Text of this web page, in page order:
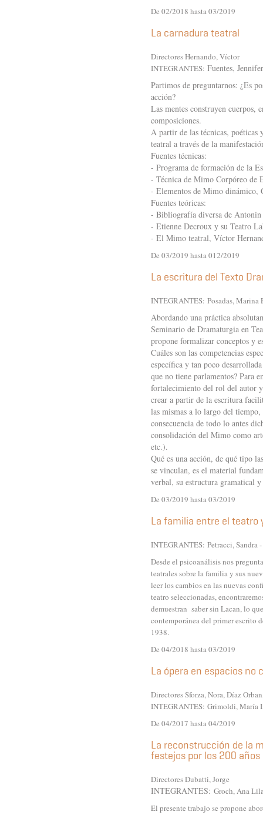
De 02/2018 hasta 03/2019
La carnadura teatral
Directores Hernando, Víctor
INTEGRANTES: Fuentes, Jennifer
Partimos de preguntarnos: ¿Es
acción?
Las mentes construyen cuerpos,
composiciones.
A partir de las técnicas, poéticas
teatral a través de la
Fuentes técnicas:
- Programa de formación de la
- Técnica de Mimo Corpóreo de
- Elementos de Mimo dinámico,
Fuentes teóricas:
- Bibliografía diversa de
- Etienne Decroux y su Teatro
- El Mimo teatral, Víctor
De 03/2019 hasta 012/2019
La escritura del Texto
INTEGRANTES: Posadas, Marina
Abordando una práctica
Seminario de Dramaturgia en
propone formalizar conceptos y
Cuáles son las competencias
específica y tan poco
que no tiene parlamentos? Para
fortalecimiento del rol del autor
crear a partir de la escritura
las mismas a lo largo del
consecuencia de todo lo antes
consolidación del Mimo como
etc.).
Qué es una acción, de qué tipo
se vinculan, es el material
verbal, su estructura gramatical
De 03/2019 hasta 03/2019
La familia entre el teatro
INTEGRANTES: Petracci, Sandra
Desde el psicoanálisis nos
teatrales sobre la familia y sus
leer los cambios en las nuevas
teatro seleccionadas,
demuestran saber sin Lacan, lo
contemporánea del primer escrito
1938.
De 04/2018 hasta 03/2019
La ópera en espacios no
Directores Sforza, Nora, Díaz
INTEGRANTES: Grimoldi, María
De 04/2017 hasta 04/2019
La reconstrucción de la
festejos por los 200
Directores Dubatti, Jorge
INTEGRANTES: Groch, Ana
El presente trabajo se propone